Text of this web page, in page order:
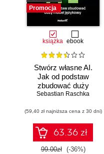
Promocja
książka ebook
Stwórz własne AI.
Jak od podstaw
zbudować duży
model językowy
Sebastian Raschka
(59,40 zł najniższa cena z 30 dni)
63.36 zł
99.00zł (-36%)